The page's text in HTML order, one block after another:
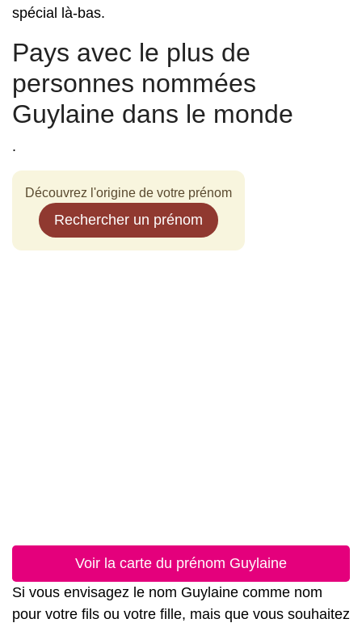
spécial là-bas.
Pays avec le plus de
personnes nommées
Guylaine dans le monde
.
Découvrez l'origine de votre prénom
Rechercher un prénom
Voir la carte du prénom Guylaine
Si vous envisagez le nom Guylaine comme nom
pour votre fils ou votre fille, mais que vous souhaitez